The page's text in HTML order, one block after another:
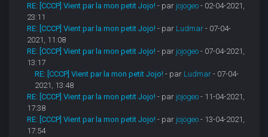
RE: [CCCP] Vient par la mon petit Jojo! - par jojogeo - 02-04-2021,
23:11
RE: [CCCP] Vient par la mon petit Jojo! - par Ludmar - 07-04-
2021, 11:08
RE: [CCCP] Vient par la mon petit Jojo! - par jojogeo - 07-04-2021,
13:17
RE: [CCCP] Vient par la mon petit Jojo! - par Ludmar - 07-04-
2021, 13:48
RE: [CCCP] Vient par la mon petit Jojo! - par jojogeo - 11-04-2021,
17:38
RE: [CCCP] Vient par la mon petit Jojo! - par jojogeo - 13-04-2021,
17:54